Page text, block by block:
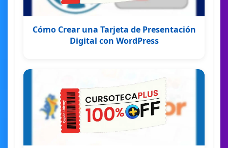
Cómo Crear una Tarjeta de Presentación
Digital con WordPress